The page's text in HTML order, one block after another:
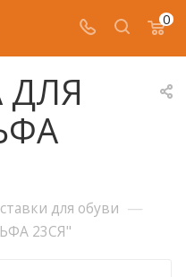
0
ДЛЯ
для обуви —
23СЯ"